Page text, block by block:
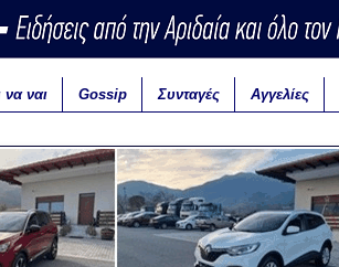
να ναι Gossip Συνταγές Αγγελίες